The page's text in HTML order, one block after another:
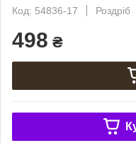
Код: 54836-17
Роздріб
498 ₴